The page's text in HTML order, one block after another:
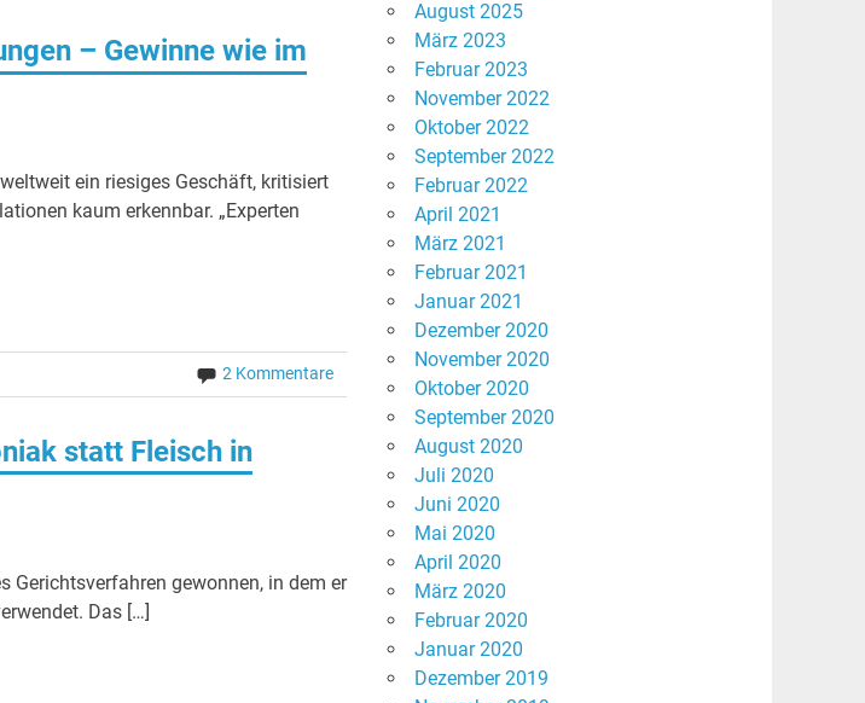
– Gewinne wie im
ein riesiges Geschäft, kritisiert
kaum erkennbar. „Experten
2 Kommentare
statt Fleisch in
Gerichtsverfahren gewonnen, in dem er
Das […]
August 2025
März 2023
Februar 2023
November 2022
Oktober 2022
September 2022
Februar 2022
April 2021
März 2021
Februar 2021
Januar 2021
Dezember 2020
November 2020
Oktober 2020
September 2020
August 2020
Juli 2020
Juni 2020
Mai 2020
April 2020
März 2020
Februar 2020
Januar 2020
Dezember 2019